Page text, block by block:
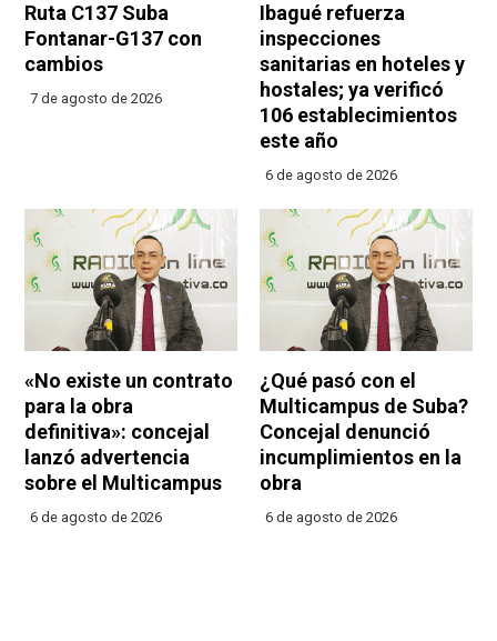
Ruta C137 Suba
Fontanar-G137 con
cambios
7 de agosto de 2026
Ibagué refuerza
inspecciones
sanitarias en hoteles y
hostales; ya verificó
106 establecimientos
este año
6 de agosto de 2026
«No existe un contrato
para la obra
definitiva»: concejal
lanzó advertencia
sobre el Multicampus
6 de agosto de 2026
¿Qué pasó con el
Multicampus de Suba?
Concejal denunció
incumplimientos en la
obra
6 de agosto de 2026